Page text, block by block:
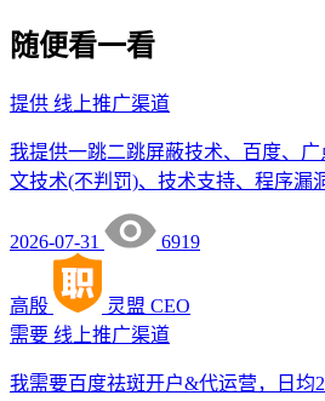
随便看一看
提供 线上推广渠道
我提供一跳二跳屏蔽技术、百度、
文技术(不判罚)、技术支持、程序漏
2026-07-31 6919
高殷 灵盟 CEO
需要 线上推广渠道
我需要百度祛斑开户&代运营，日均